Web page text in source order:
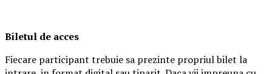
Biletul de acces
Fiecare participant trebuie sa prezinte propriul bilet la